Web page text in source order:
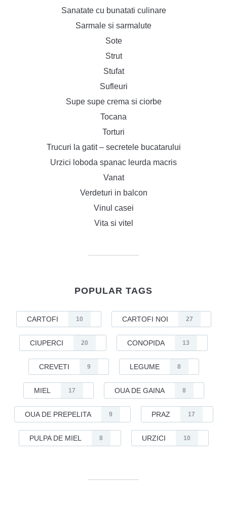
Sanatate cu bunatati culinare
Sarmale si sarmalute
Sote
Strut
Stufat
Sufleuri
Supe supe crema si ciorbe
Tocana
Torturi
Trucuri la gatit – secretele bucatarului
Urzici loboda spanac leurda macris
Vanat
Verdeturi in balcon
Vinul casei
Vita si vitel
POPULAR TAGS
CARTOFI 10 CARTOFI NOI 27
CIUPERCI 20 CONOPIDA 13
CREVETI 9 LEGUME 8
MIEL 17 OUA DE GAINA 8
OUA DE PREPELITA 9 PRAZ 17
PULPA DE MIEL 8 URZICI 10